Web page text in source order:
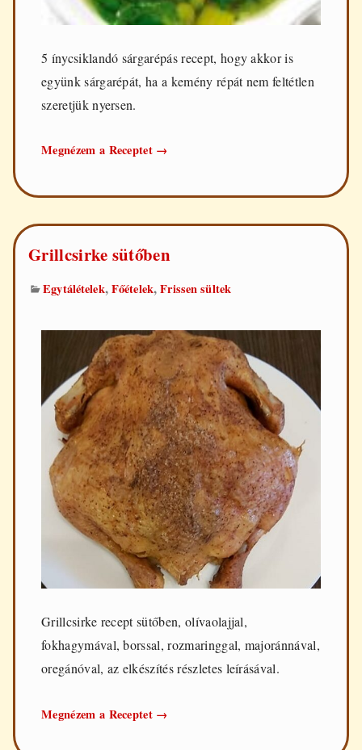
5 ínycsiklandó sárgarépás recept, hogy akkor is
együnk sárgarépát, ha a kemény répát nem feltétlen
szeretjük nyersen.
Megnézem a Receptet 5
→
Grillcsirke sütőben
Egytálételek,Főételek,Frissen sültek
Grillcsirke recept sütőben, olívaolajjal,
fokhagymával, borssal, rozmaringgal, majoránnával,
oregánóval, az elkészítés részletes leírásával.
Megnézem a Receptet Grillcsirke
→